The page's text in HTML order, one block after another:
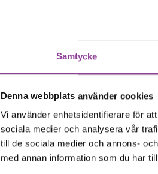
Samtycke
Denna webbplats använder cookies
Vi använder enhetsidentifierare för
sociala medier och analysera vår
till de sociala medier och annons-
med annan information som du har